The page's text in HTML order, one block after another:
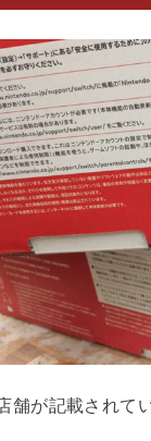
舗が記載されて